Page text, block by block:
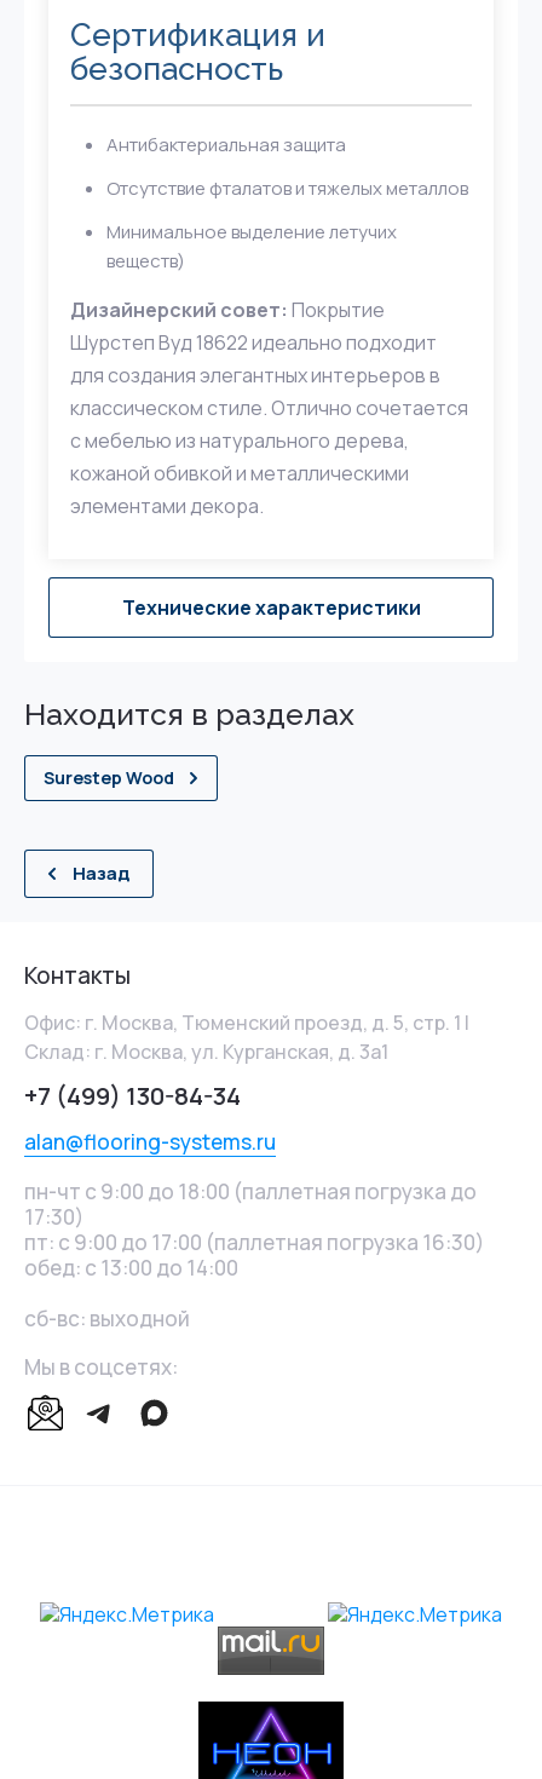
Сертификация и
безопасность
Антибактериальная защита
Отсутствие фталатов и тяжелых металлов
Минимальное выделение летучих
веществ)
Дизайнерский совет: Покрытие
Шурстеп Вуд 18622 идеально подходит
для создания элегантных интерьеров в
классическом стиле. Отлично сочетается
с мебелью из натурального дерева,
кожаной обивкой и металлическими
элементами декора.
Технические характеристики
Находится в разделах
Surestep Wood
Назад
Контакты
Офис: г. Москва, Тюменский проезд, д. 5, стр. 1 |
Склад: г. Москва, ул. Курганская, д. 3а1
+7 (499) 130-84-34
alan@flooring-systems.ru
пн-чт с 9:00 до 18:00 (паллетная погрузка до
17:30)
пт: с 9:00 до 17:00 (паллетная погрузка 16:30)
обед: с 13:00 до 14:00
сб-вс: выходной
Мы в соцсетях: